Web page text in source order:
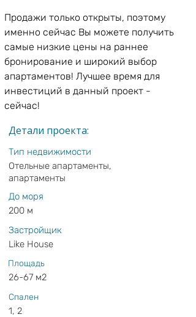
Продажи только открыты, поэтому
именно сейчас Вы можете получить
самые низкие цены на раннее
бронирование и широкий выбор
апартаментов! Лучшее время для
инвестиций в данный проект -
сейчас!
Детали проекта:
Тип недвижимости
Отельные апартаменты,
апартаменты
До моря
200 м
Застройщик
Like House
Площадь
26-67 м2
Спален
1, 2